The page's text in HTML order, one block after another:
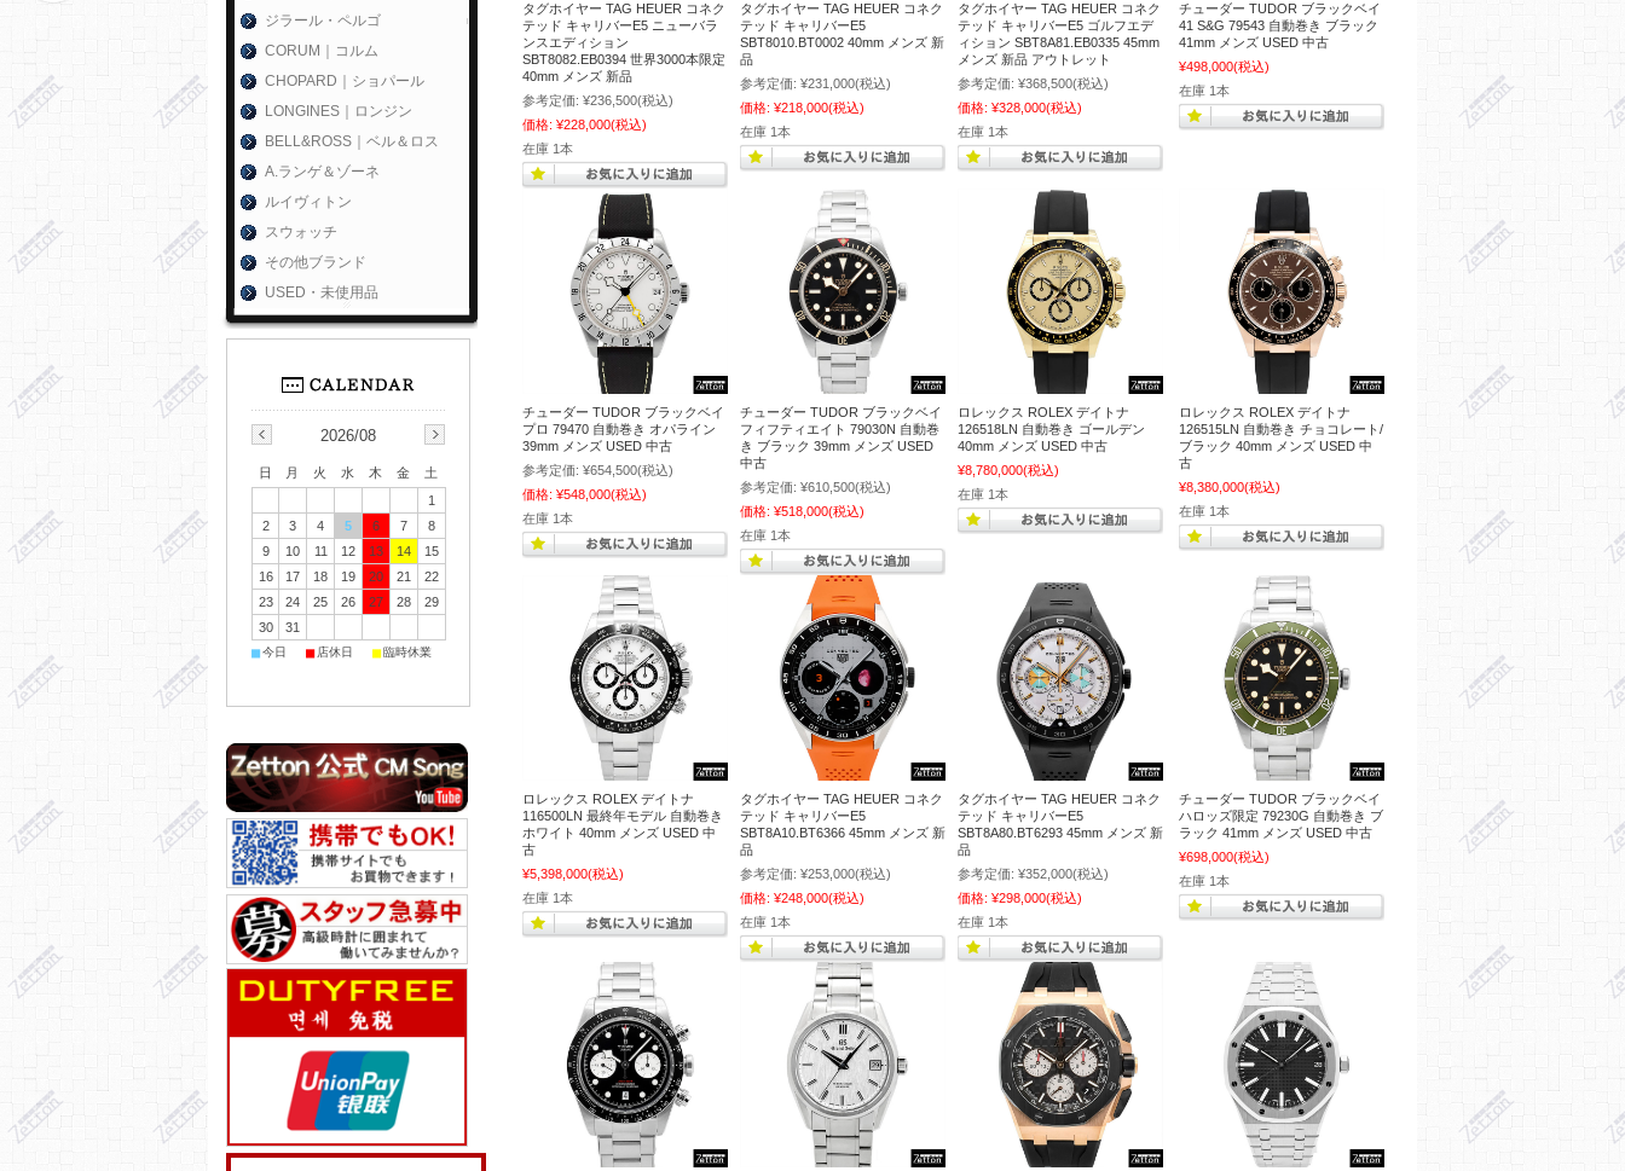
タグホイヤー TAG HEUER コネク
テッド キャリバーE5 ニューバラ
ンスエディション
SBT8082.EB0394 世界3000本限定
40mm メンズ 新品
参考定価: ¥236,500(税込)
価格: ¥228,000(税込)
在庫 1本
タグホイヤー TAG HEUER コネク
テッド キャリバーE5
SBT8010.BT0002 40mm メンズ 新
品
参考定価: ¥231,000(税込)
価格: ¥218,000(税込)
在庫 1本
タグホイヤー TAG HEUER コネク
テッド キャリバーE5 ゴルフエデ
ィション SBT8A81.EB0335 45mm
メンズ 新品 アウトレット
参考定価: ¥368,500(税込)
価格: ¥328,000(税込)
在庫 1本
チューダー TUDOR ブラックベイ
41 S&G 79543 自動巻き ブラック
41mm メンズ USED 中古
¥498,000(税込)
在庫 1本
チューダー TUDOR ブラックベイ
プロ 79470 自動巻き オパライン
39mm メンズ USED 中古
参考定価: ¥654,500(税込)
価格: ¥548,000(税込)
在庫 1本
チューダー TUDOR ブラックベイ
フィフティエイト 79030N 自動巻
き ブラック 39mm メンズ USED
中古
参考定価: ¥610,500(税込)
価格: ¥518,000(税込)
在庫 1本
ロレックス ROLEX デイトナ
126518LN 自動巻き ゴールデン
40mm メンズ USED 中古
¥8,780,000(税込)
在庫 1本
ロレックス ROLEX デイトナ
126515LN 自動巻き チョコレート/
ブラック 40mm メンズ USED 中
古
¥8,380,000(税込)
在庫 1本
ロレックス ROLEX デイトナ
116500LN 最終年モデル 自動巻き
ホワイト 40mm メンズ USED 中
古
¥5,398,000(税込)
在庫 1本
タグホイヤー TAG HEUER コネク
テッド キャリバーE5
SBT8A10.BT6366 45mm メンズ 新
品
参考定価: ¥253,000(税込)
価格: ¥248,000(税込)
在庫 1本
タグホイヤー TAG HEUER コネク
テッド キャリバーE5
SBT8A80.BT6293 45mm メンズ 新
品
参考定価: ¥352,000(税込)
価格: ¥298,000(税込)
在庫 1本
チューダー TUDOR ブラックベイ
ハロッズ限定 79230G 自動巻き ブ
ラック 41mm メンズ USED 中古
¥698,000(税込)
在庫 1本
ジラール・ペルゴ
CORUM｜コルム
CHOPARD｜ショパール
LONGINES｜ロンジン
BELL&ROSS｜ベル＆ロス
A.ランゲ＆ゾーネ
ルイヴィトン
スウォッチ
その他ブランド
USED・未使用品
2026/08
日 月 火 水 木 金
土
1
2
3 4 5 6 7
8
9
10 11 12 13 14
15
16
17 18 19 20 21
22
23
24 25 26 27 28
29
30
31
■今日 ■ 店休日 ■臨時休業